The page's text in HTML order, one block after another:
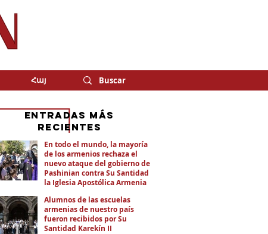
Հայ
En todo el mundo, la mayoría
de los armenios rechaza el
nuevo ataque del gobierno de
Pashinian contra Su Santidad y
la Iglesia Apostólica Armenia
Alumnos de las escuelas
armenias de nuestro país
fueron recibidos por Su
Santidad Karekín II
eNTRADAS MÁS
RECIENTES